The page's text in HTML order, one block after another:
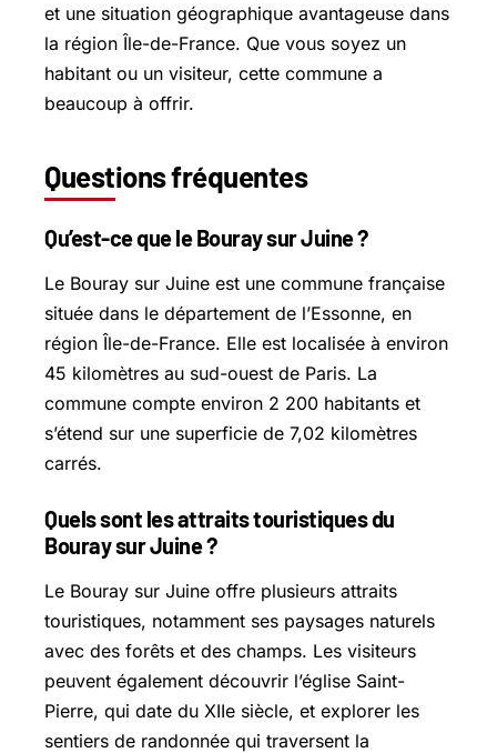
et une situation géographique avantageuse dans
la région Île-de-France. Que vous soyez un
habitant ou un visiteur, cette commune a
beaucoup à offrir.
Questions fréquentes
Qu’est-ce que le Bouray sur Juine ?
Le Bouray sur Juine est une commune française
située dans le département de l’Essonne, en
région Île-de-France. Elle est localisée à environ
45 kilomètres au sud-ouest de Paris. La
commune compte environ 2 200 habitants et
s’étend sur une superficie de 7,02 kilomètres
carrés.
Quels sont les attraits touristiques du
Bouray sur Juine ?
Le Bouray sur Juine offre plusieurs attraits
touristiques, notamment ses paysages naturels
avec des forêts et des champs. Les visiteurs
peuvent également découvrir l’église Saint-
Pierre, qui date du XIIe siècle, et explorer les
sentiers de randonnée qui traversent la